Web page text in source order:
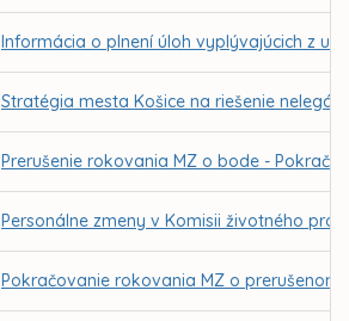
Informácia o plnení úloh vyplývajúcich z
Stratégia mesta Košice na riešenie
Prerušenie rokovania MZ o bode -
Personálne zmeny v Komisii životného
Pokračovanie rokovania MZ o